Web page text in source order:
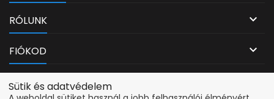
RÓLUNK 
FIÓKOD 
Sütik és adatvédelemAdatvédelmi beállítások